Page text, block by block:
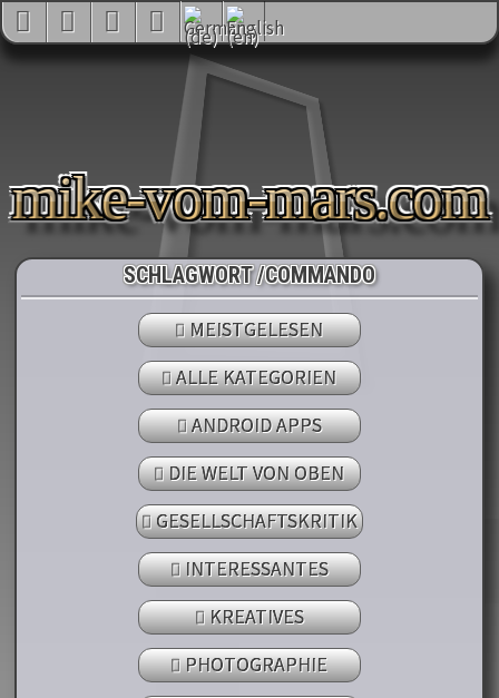
mike-vom-mars.com
SCHLAGWORT /COMMANDO
MEISTGELESEN
ALLE KATEGORIEN
ANDROID APPS
DIE WELT VON OBEN
GESELLSCHAFTSKRITIK
INTERESSANTES
KREATIVES
PHOTOGRAPHIE